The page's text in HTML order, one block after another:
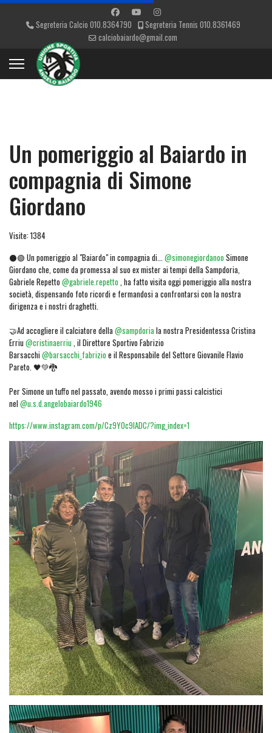
Segreteria Calcio 010.8364790
Segreteria Tennis 010.8361469
calciobaiardo@gmail.com
Un pomeriggio al Baiardo in
compagnia di Simone
Giordano
Visite: 1384
⚫🟢 Un pomeriggio al "Baiardo" in compagnia di...@simonegiordanoo Simone
Giordano che, come da promessa al suo ex mister ai tempi della Sampdoria,
Gabriele Repetto @gabriele.repetto , ha fatto visita oggi pomeriggio alla nostra
società, dispensando foto ricordi e fermandosi a confrontarsi con la nostra
dirigenza e i nostri draghetti.
🤝Ad accogliere il calciatore della@sampdoriala nostra Presidentessa Cristina
Erriu @cristinaerriu , il Direttore Sportivo Fabrizio
Barsacchi@barsacchi_fabrizio e il Responsabile del Settore Giovanile Flavio
Pareto. 🖤💚🐉
Per Simone un tuffo nel passato, avendo mosso i primi passi calcistici
nel@u.s.d.angelobaiardo1946
https://www.instagram.com/p/Cz9YOc9IADC/?img_index=1